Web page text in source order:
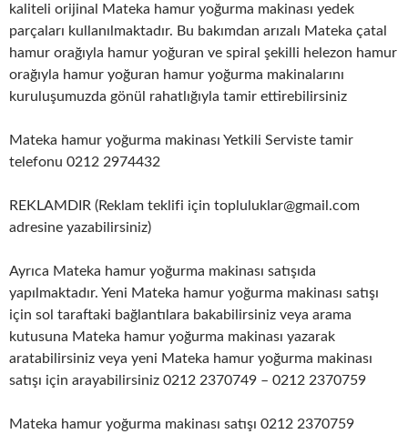
kaliteli orijinal Mateka hamur yoğurma makinası yedek
parçaları kullanılmaktadır. Bu bakımdan arızalı Mateka çatal
hamur orağıyla hamur yoğuran ve spiral şekilli helezon hamur
orağıyla hamur yoğuran hamur yoğurma makinalarını
kuruluşumuzda gönül rahatlığıyla tamir ettirebilirsiniz
Mateka hamur yoğurma makinası Yetkili Serviste tamir
telefonu 0212 2974432
REKLAMDIR (Reklam teklifi için topluluklar@gmail.com
adresine yazabilirsiniz)
Ayrıca Mateka hamur yoğurma makinası satışıda
yapılmaktadır. Yeni Mateka hamur yoğurma makinası satışı
için sol taraftaki bağlantılara bakabilirsiniz veya arama
kutusuna Mateka hamur yoğurma makinası yazarak
aratabilirsiniz veya yeni Mateka hamur yoğurma makinası
satışı için arayabilirsiniz 0212 2370749 – 0212 2370759
Mateka hamur yoğurma makinası satışı 0212 2370759